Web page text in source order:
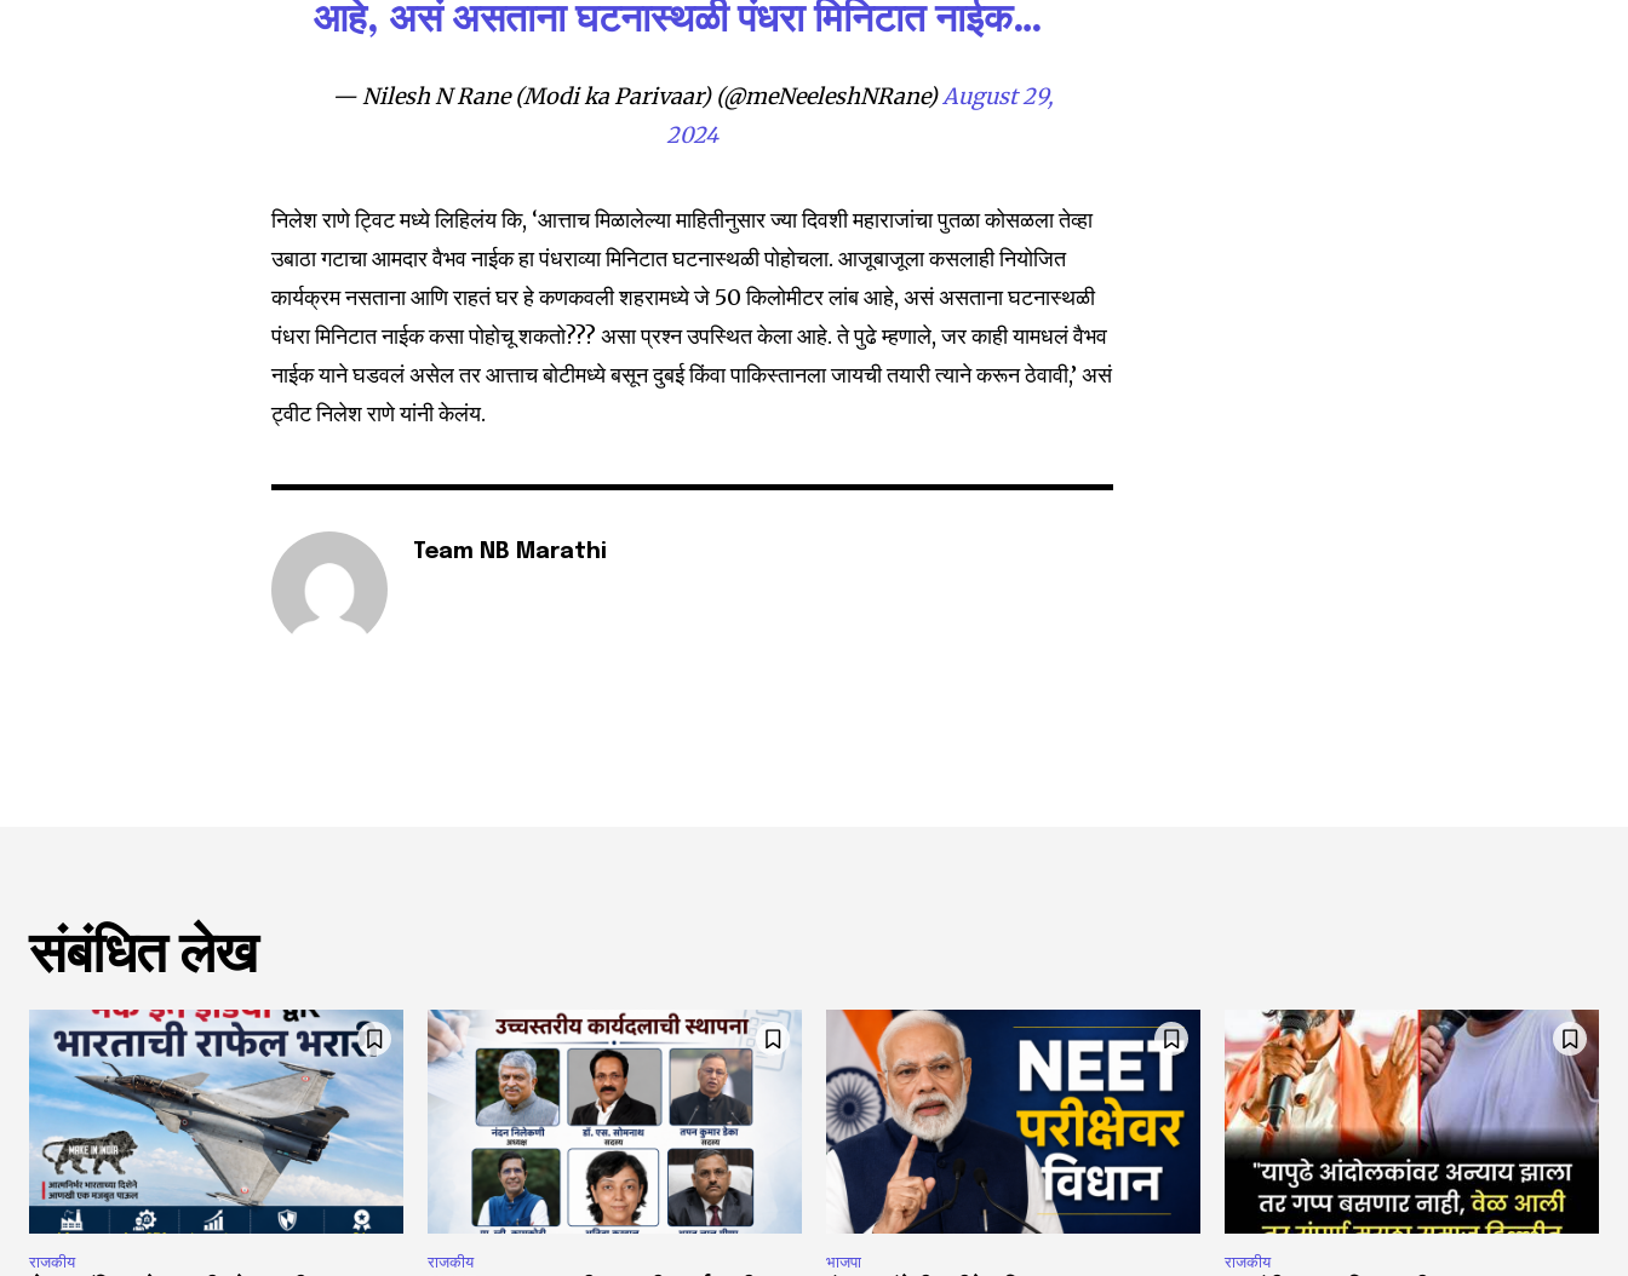
Fans Followers
आहे, असं असताना घटनास्थळी पंधरा मिनिटात नाईक…
— Nilesh N Rane (Modi ka Parivaar) (@meNeeleshNRane)August 29,
2024
निलेश राणे ट्विट मध्ये लिहिलंय कि, ‘आत्ताच मिळालेल्या माहितीनुसार ज्या दिवशी महाराजांचा पुतळा कोसळला तेव्हा
उबाठा गटाचा आमदार वैभव नाईक हा पंधराव्या मिनिटात घटनास्थळी पोहोचला. आजूबाजूला कसलाही नियोजित
कार्यक्रम नसताना आणि राहतं घर हे कणकवली शहरामध्ये जे 50 किलोमीटर लांब आहे, असं असताना घटनास्थळी
पंधरा मिनिटात नाईक कसा पोहोचू शकतो??? असा प्रश्न उपस्थित केला आहे. ते पुढे म्हणाले, जर काही यामधलं वैभव
नाईक याने घडवलं असेल तर आत्ताच बोटीमध्ये बसून दुबई किंवा पाकिस्तानला जायची तयारी त्याने करून ठेवावी,’ असं
ट्वीट निलेश राणे यांनी केलंय.
Team NB Marathi
संबंधित लेख
राजकीय राजकीय भाजपा राजकीय